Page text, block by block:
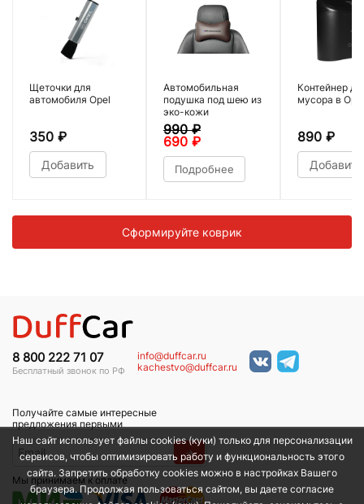
Щеточки для
автомобиля Opel
350 ₽
Добавить
Автомобильная
подушка под шею из
эко-кожи
990₽
690 ₽
Подробнее
Контейнер
мусора в Opel
890 ₽
Добавить
Сформируйте коврик
8 800 222 71 07
Бесплатный звонок по РФ
info@duffcar.ru
kachestvo@duffcar.ru
Получайте самые интересные
предложения первыми
→
Мы принимаем к оплате
Наш сайт использует файлы cookies (куки) только для персонализации
сервисов, чтобы оптимизировать работу и функциональность этого
сайта. Запретить обработку cookies можно в настройках Вашего
браузера. Продолжая пользоваться сайтом, вы даете согласие